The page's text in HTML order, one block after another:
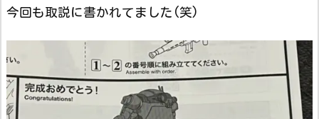
今回も取説に書かれてました(笑)